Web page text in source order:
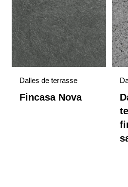
Dalles de terrasse
Fincasa Nova